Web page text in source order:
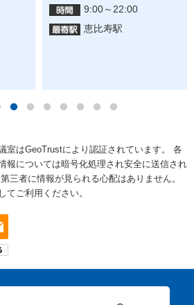
9:00～22:00
恵比寿駅
室はGeoTrustにより認証されています。
各
報については暗号化処理され安全に送信され
第三者に情報が見られる心配はありません。
てご利用ください。